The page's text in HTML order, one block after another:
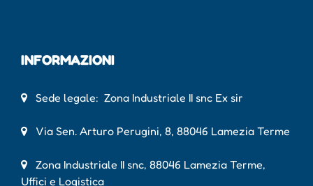
INFORMAZIONI
Sede legale: Zona Industriale II snc Ex sir
Via Sen. Arturo Perugini, 8, 88046 Lamezia Terme
Zona Industriale II snc, 88046 Lamezia Terme,
Uffici e Logistica